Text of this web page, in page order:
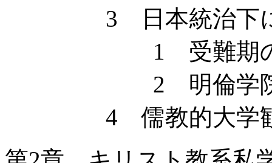
3 日本統治下にお
1 受難期の
2 明倫学院の
4 儒教的大学観